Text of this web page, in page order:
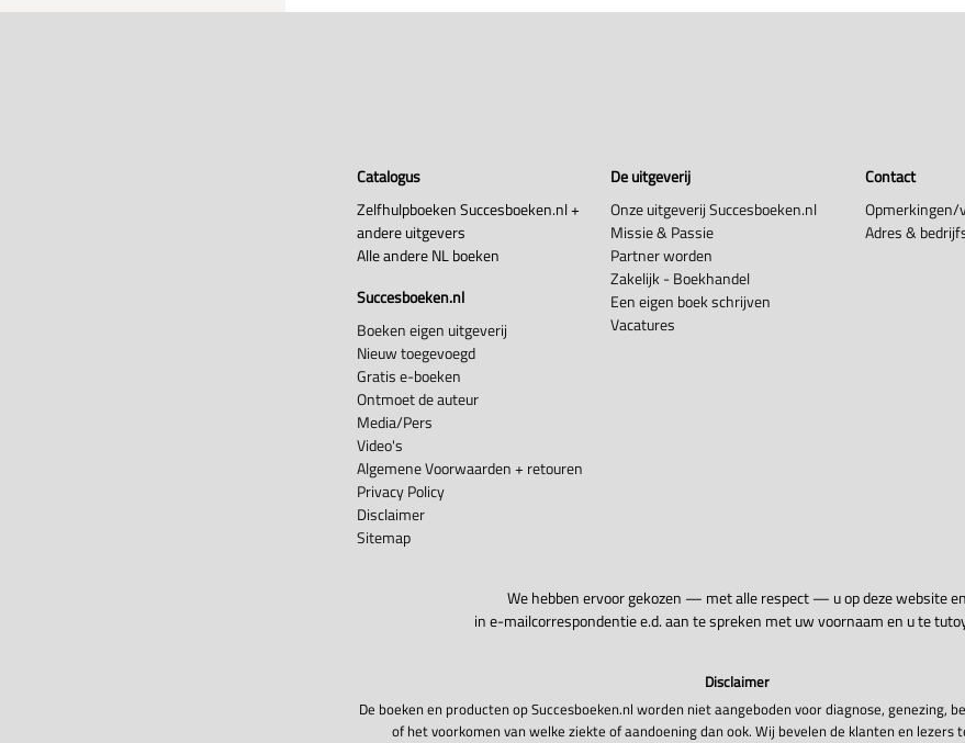
Catalogus
Zelfhulpboeken Succesboeken.nl +
andere uitgevers
Alle andere NL boeken
Succesboeken.nl
Boeken eigen uitgeverij
Nieuw toegevoegd
Gratis e-boeken
Ontmoet de auteur
Media/Pers
Video's
Algemene Voorwaarden + retouren
Privacy Policy
Disclaimer
Sitemap
De uitgeverij
Onze uitgeverij Succesboeken.nl
Missie & Passie
Partner worden
Zakelijk - Boekhandel
Een eigen boek schrijven
Vacatures
Contact
Opmerkingen/
Adres &
We hebben ervoor gekozen — met alle respect — u op deze website en
in e-mailcorrespondentie e.d. aan te spreken met uw voornaam en u te
Disclaimer
De boeken en producten op Succesboeken.nl worden niet aangeboden voor diagnose, genezing,
of het voorkomen van welke ziekte of aandoening dan ook. Wij bevelen de klanten en lezers